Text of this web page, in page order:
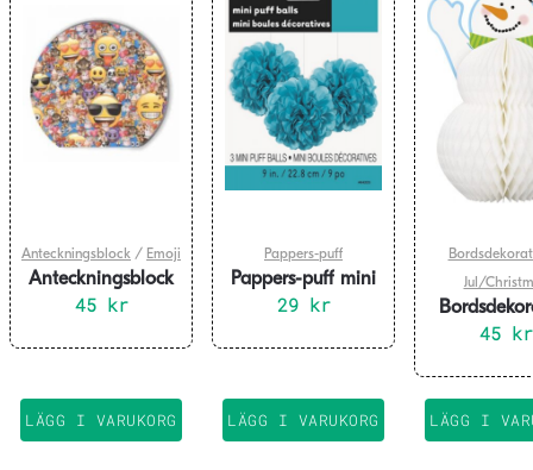
Anteckningsblock / Emoji
Anteckningsblock
emoji 4-pack
45 kr
LÄGG I VARUKORG
Pappers-puff
Pappers-puff mini
turkos 3-pack, 23
29 kr
LÄGG I VARUKORG
Jul/
till jul –
45 kr
LÄGG I